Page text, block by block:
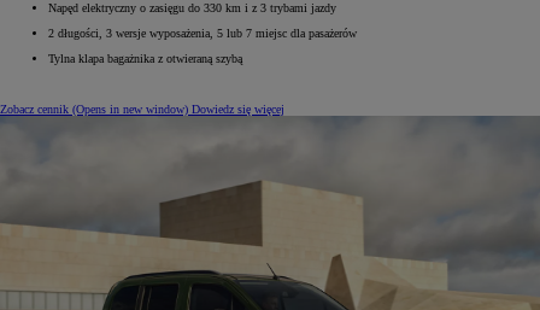
Napęd elektryczny o zasięgu do 330 km i z 3 trybami jazdy
2 długości, 3 wersje wyposażenia, 5 lub 7 miejsc dla pasażerów
Tylna klapa bagażnika z otwieraną szybą
Zobacz cennik (Opens in new window) Dowiedz się więcej